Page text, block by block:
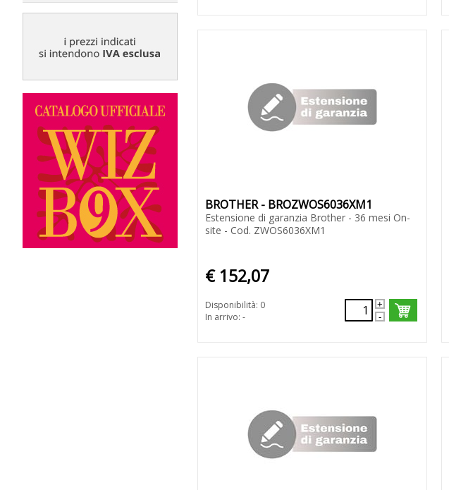
BROTHER - BROZWOS6036XM1
Estensione di garanzia Brother - 36 mesi On-
site - Cod. ZWOS6036XM1
€ 152,07
Disponibilità: 0
In arrivo: -